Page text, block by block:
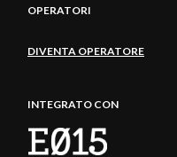
OPERATORI
DIVENTA OPERATORE
INTEGRATO CON